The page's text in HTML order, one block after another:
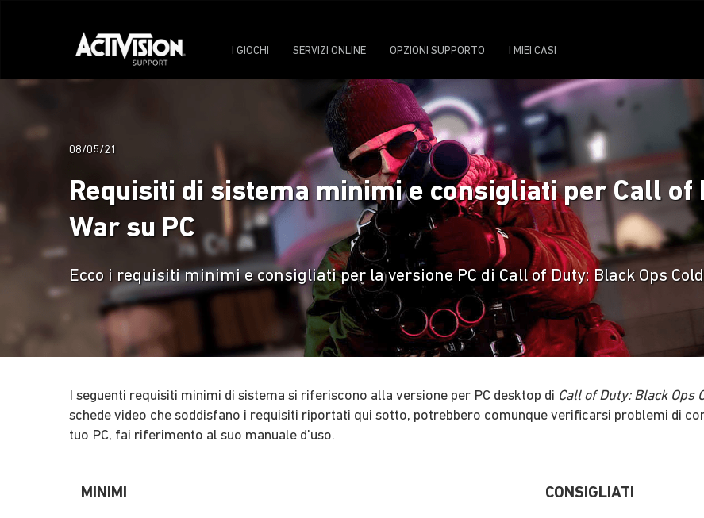
I GIOCHI SERVIZI ONLINE OPZIONI SUPPORTO I MIEI CASI
08/05/21
Requisiti di sistema minimi e consigliati per Call of
War su PC
Ecco i requisiti minimi e consigliati per la versione PC di Call of Duty: Black Ops
I seguenti requisiti minimi di sistema si riferiscono alla versione per PC desktop di Call of Duty: Black Ops
schede video che soddisfano i requisiti riportati qui sotto, potrebbero comunque verificarsi problemi di
tuo PC, fai riferimento al suo manuale d'uso.
MINIMI CONSIGLIATI